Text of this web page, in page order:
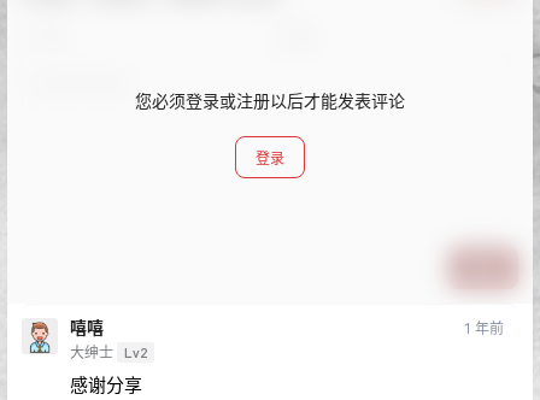
您必须登录或注册以后才能发表评论
登录
嘻嘻
大绅士 Lv2
1 年前
感谢分享